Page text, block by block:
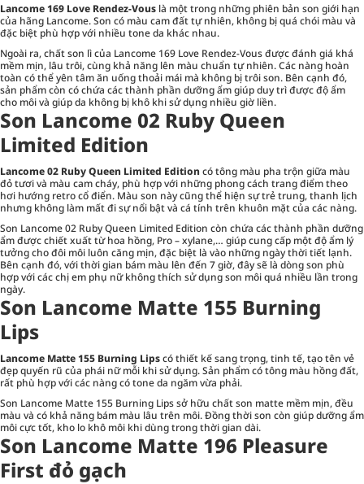
Lancome 169 Love Rendez-Vous là một trong những phiên bản son giới hạn
của hãng Lancome. Son có màu cam đất tự nhiên, không bị quá chói màu và
đặc biệt phù hợp với nhiều tone da khác nhau.
Ngoài ra, chất son lì của Lancome 169 Love Rendez-Vous được đánh giá khá
mềm mịn, lâu trôi, cùng khả năng lên màu chuẩn tự nhiên. Các nàng hoàn
toàn có thể yên tâm ăn uống thoải mái mà không bị trôi son. Bên cạnh đó,
sản phẩm còn có chứa các thành phần dưỡng ẩm giúp duy trì được độ ẩm
cho môi và giúp da không bị khô khi sử dụng nhiều giờ liền.
Son Lancome 02 Ruby Queen
Limited Edition
Lancome 02 Ruby Queen Limited Edition có tông màu pha trộn giữa màu
đỏ tươi và màu cam cháy, phù hợp với những phong cách trang điểm theo
hơi hướng retro cổ điển. Màu son này cũng thể hiện sự trẻ trung, thanh lịch
nhưng không làm mất đi sự nổi bật và cá tính trên khuôn mặt của các nàng.
Son Lancome 02 Ruby Queen Limited Edition còn chứa các thành phần dưỡng
ẩm được chiết xuất từ hoa hồng, Pro – xylane,… giúp cung cấp một độ ẩm lý
tưởng cho đôi môi luôn căng mịn, đặc biệt là vào những ngày thời tiết lạnh.
Bên cạnh đó, với thời gian bám màu lên đến 7 giờ, đây sẽ là dòng son phù
hợp với các chị em phụ nữ không thích sử dụng son môi quá nhiều lần trong
ngày.
Son Lancome Matte 155 Burning
Lips
Lancome Matte 155 Burning Lipscó thiết kế sang trọng, tinh tế, tạo tên vẻ
đẹp quyến rũ của phái nữ mỗi khi sử dụng. Sản phẩm có tông màu hồng đất,
rất phù hợp với các nàng có tone da ngăm vừa phải.
Son Lancome Matte 155 Burning Lips sở hữu chất son matte mềm mịn, đều
màu và có khả năng bám màu lâu trên môi. Đồng thời son còn giúp dưỡng ẩm
môi cực tốt, kho lo khô môi khi dùng trong thời gian dài.
Son Lancome Matte 196 Pleasure
First đỏ gạch